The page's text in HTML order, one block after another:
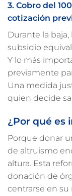
3. Cobro del
cotización
Durante la
subsidio
Y lo más
previamente
Una medida
quien decide
¿Por qué es
Porque donar
de altruismo
altura. Esta
donación de
centrarse en